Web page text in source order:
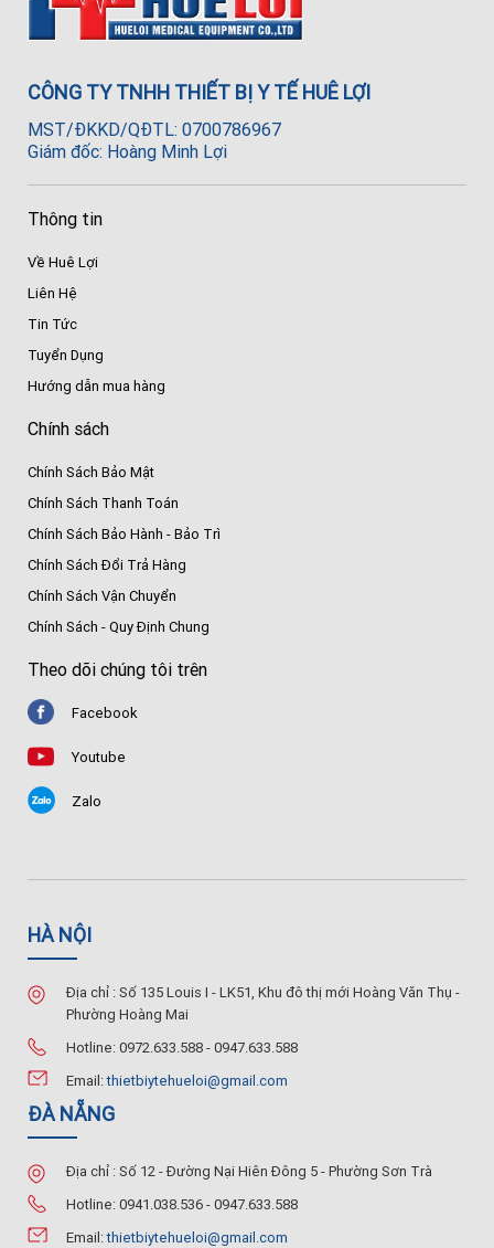
CÔNG TY TNHH THIẾT BỊ Y TẾ HUÊ LỢI
MST/ĐKKD/QĐTL: 0700786967
Giám đốc: Hoàng Minh Lợi
Thông tin
Về Huê Lợi
Liên Hệ
Tin Tức
Tuyển Dụng
Hướng dẫn mua hàng
Chính sách
Chính Sách Bảo Mật
Chính Sách Thanh Toán
Chính Sách Bảo Hành - Bảo Trì
Chính Sách Đổi Trả Hàng
Chính Sách Vận Chuyển
Chính Sách - Quy Định Chung
Theo dõi chúng tôi trên
Facebook
Youtube
Zalo
HÀ NỘI
Địa chỉ : Số 135 Louis I - LK51, Khu đô thị mới Hoàng Văn Thụ -
Phường Hoàng Mai
Hotline: 0972.633.588 - 0947.633.588
Email:thietbiytehueloi@gmail.com
ĐÀ NẴNG
Địa chỉ : Số 12 - Đường Nại Hiên Đông 5 - Phường Sơn Trà
Hotline: 0941.038.536 - 0947.633.588
Email:thietbiytehueloi@gmail.com